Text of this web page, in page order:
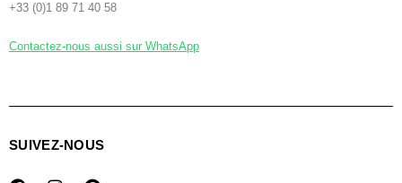
+33 (0)1 89 71 40 58
Contactez-nous aussi sur WhatsApp
SUIVEZ-NOUS